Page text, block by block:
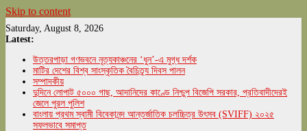
Skip to content
Saturday, August 8, 2026
Latest:
উত্তরপাড়া গণভবনে নৃত্যকাঞ্চনের ‘ধুন’-এ মুগ্ধ দর্শক
মাটির দেশের বিশ্ব সাংস্কৃতিক বৈচিত্র্য দিবস পালন
সম্পাদকীয়
দুদিনে লোপাট ৫০০০ গাছ, আদানিদের কাণ্ডে নিশ্চুপ বিজেপি সরকার, প্রতিবাদীদেরই
জেলে পুরল পুলিশ
বাংলায় প্রথম স্বামী বিবেকানন্দ আন্তর্জাতিক চলচ্চিত্র উৎসব (SVIFF) ২০২৫
সফলভাবে সমাপ্ত